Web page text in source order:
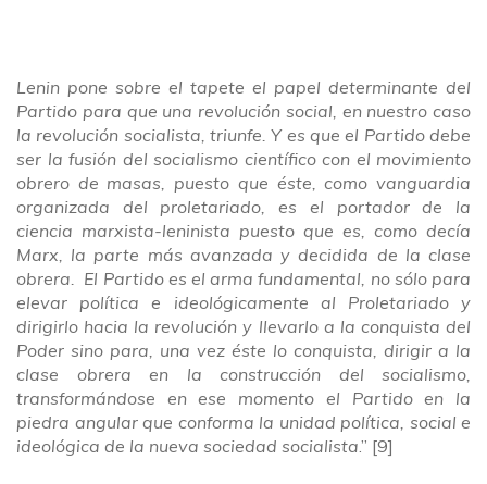
Lenin pone sobre el tapete el papel determinante del
Partido para que una revolución social, en nuestro caso
la revolución socialista, triunfe. Y es que el Partido debe
ser la fusión del socialismo científico con el movimiento
obrero de masas, puesto que éste, como vanguardia
organizada del proletariado, es el portador de la
ciencia marxista-leninista puesto que es, como decía
Marx, la parte más avanzada y decidida de la clase
obrera. El Partido es el arma fundamental, no sólo para
elevar política e ideológicamente al Proletariado y
dirigirlo hacia la revolución y llevarlo a la conquista del
Poder sino para, una vez éste lo conquista, dirigir a la
clase obrera en la construcción del socialismo,
transformándose en ese momento el Partido en la
piedra angular que conforma la unidad política, social e
ideológica de la nueva sociedad socialista.” [9]